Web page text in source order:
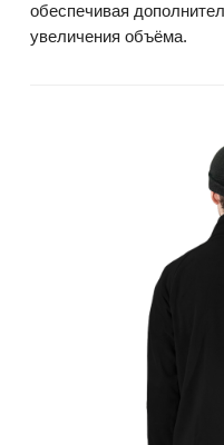
обеспечивая
увеличения объёма.